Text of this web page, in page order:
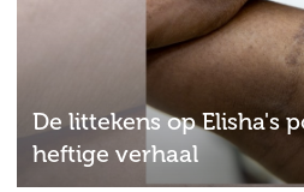
De littekens op Elisha's
heftige verhaal